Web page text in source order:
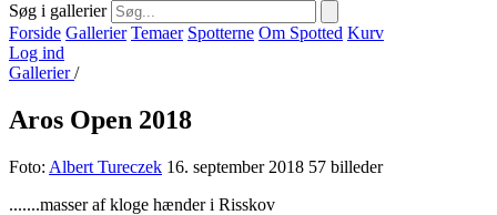
Søg i gallerier
Forside Gallerier Temaer Spotterne Om Spotted Kurv
Log ind
Gallerier/
Aros Open 2018
Foto: Albert Tureczek 16. september 2018 57 billeder
.......masser af kloge hænder i Risskov